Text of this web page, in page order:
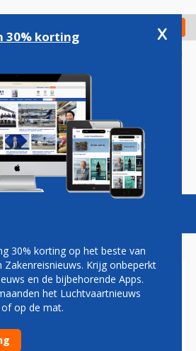
Check in
Podcasts Vacatures
VAN KLM-
SCHIPHOL
30% korting x
30% korting op het beste van
Zakenreisnieuws. Krijg onbeperkt
en de bijbehorende Apps.
het Luchtvaartnieuws
op de mat.